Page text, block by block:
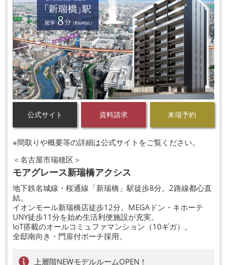
公式サイト 資料請求 来場予約
※間取りや概要等の詳細は公式サイトをご覧ください。
＜名古屋市瑞穂区＞
モアグレース新瑞橋アクシス
地下鉄名城線・桜通線「新瑞橋」駅徒歩8分。2路線都心直
結。
イオンモール新瑞橋店徒歩12分。MEGAドン・キホーテ
UNY徒歩11分を始め生活利便施設が充実。
IoT搭載のオールコミュファマンション（10ギガ）。
全邸南向き・門扉付ポーチ採用。
上層階NEWモデルルームOPEN！